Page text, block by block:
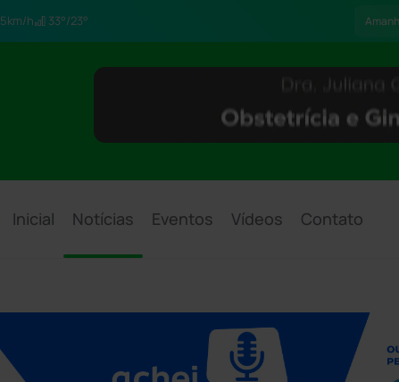
5km/h 33°/23°
Inicial Notícias Eventos Vídeos Contato